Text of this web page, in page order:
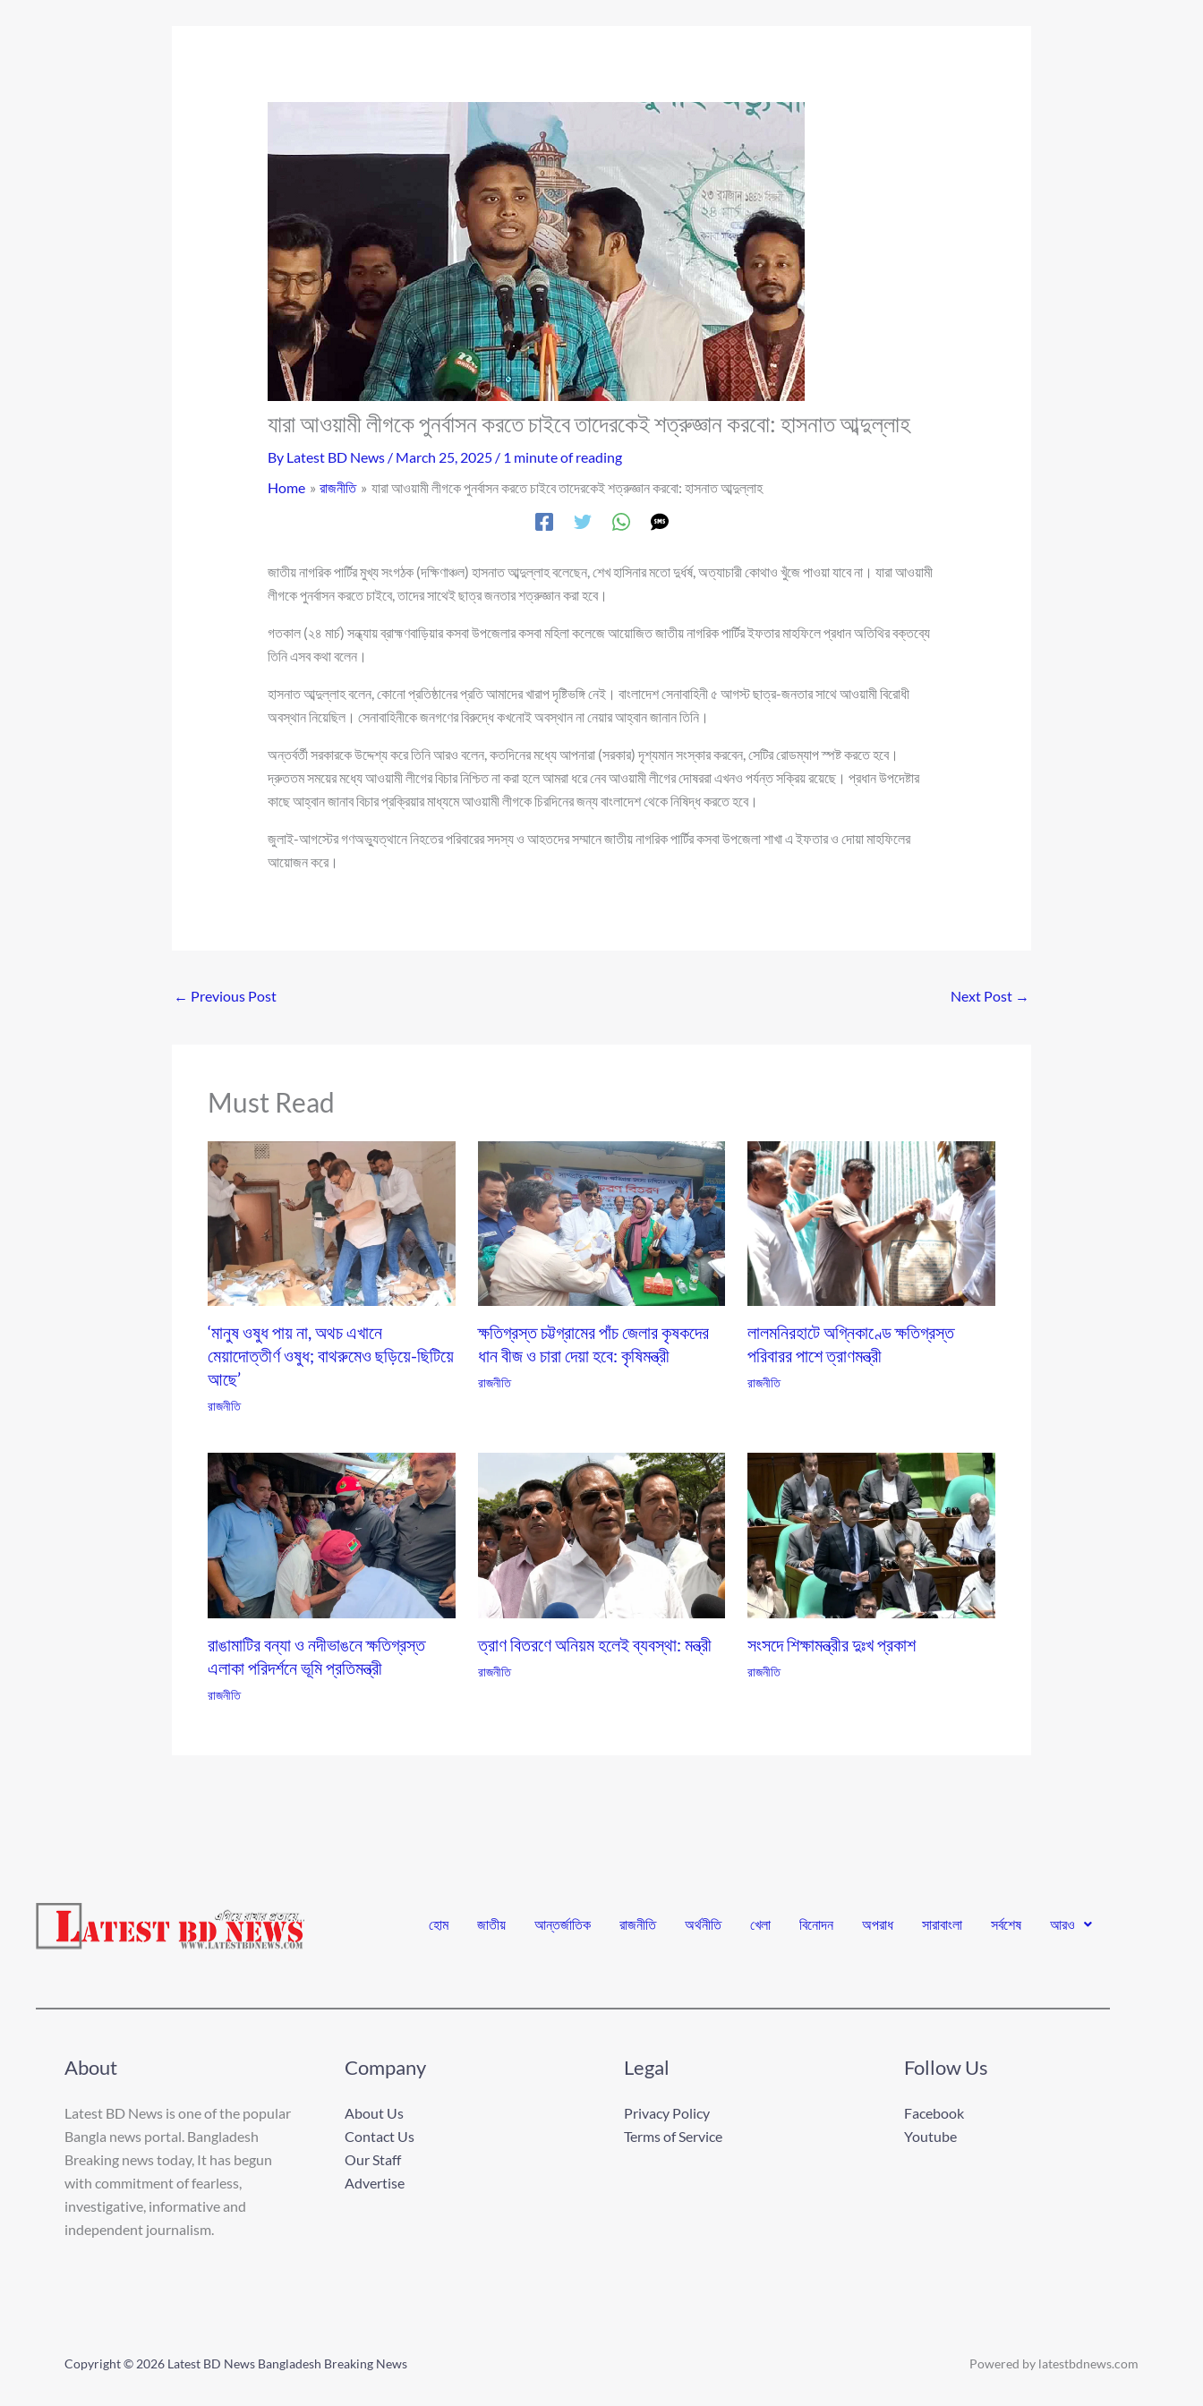
যারা আওয়ামী লীগকে পুনর্বাসন করতে চাইবে তাদেরকেই শত্রুজ্ঞান করবো: হাসনাত আব্দুল্লাহ
By Latest BD News / March 25, 2025 / 1 minute of reading
Home
রাজনীতি যারা আওয়ামী লীগকে পুনর্বাসন করতে চাইবে তাদেরকেই শত্রুজ্ঞান করবো: হাসনাত আব্দুল্লাহ
জাতীয় নাগরিক পার্টির মুখ্য সংগঠক (দক্ষিণাঞ্চল) হাসনাত আব্দুল্লাহ বলেছেন, শেখ হাসিনার মতো দুর্ধর্ষ, অত্যাচারী কোথাও খুঁজে পাওয়া যাবে না। যারা আওয়ামী
লীগকে পুনর্বাসন করতে চাইবে, তাদের সাথেই ছাত্র জনতার শত্রুজ্ঞান করা হবে।
গতকাল (২৪ মার্চ) সন্ধ্যায় ব্রাহ্মণবাড়িয়ার কসবা উপজেলার কসবা মহিলা কলেজে আয়োজিত জাতীয় নাগরিক পার্টির ইফতার মাহফিলে প্রধান অতিথির বক্তব্যে
তিনি এসব কথা বলেন।
হাসনাত আব্দুল্লাহ বলেন, কোনো প্রতিষ্ঠানের প্রতি আমাদের খারাপ দৃষ্টিভঙ্গি নেই। বাংলাদেশ সেনাবাহিনী ৫ আগস্ট ছাত্র-জনতার সাথে আওয়ামী বিরোধী
অবস্থান নিয়েছিল। সেনাবাহিনীকে জনগণের বিরুদ্ধে কখনোই অবস্থান না নেয়ার আহ্বান জানান তিনি।
অন্তর্বর্তী সরকারকে উদ্দেশ্য করে তিনি আরও বলেন, কতদিনের মধ্যে আপনারা (সরকার) দৃশ্যমান সংস্কার করবেন, সেটির রোডম্যাপ স্পষ্ট করতে হবে।
দ্রুততম সময়ের মধ্যে আওয়ামী লীগের বিচার নিশ্চিত না করা হলে আমরা ধরে নেব আওয়ামী লীগের দোষররা এখনও পর্যন্ত সক্রিয় রয়েছে। প্রধান উপদেষ্টার
কাছে আহ্বান জানাব বিচার প্রক্রিয়ার মাধ্যমে আওয়ামী লীগকে চিরদিনের জন্য বাংলাদেশ থেকে নিষিদ্ধ করতে হবে।
জুলাই-আগস্টের গণঅভ্যুত্থানে নিহতের পরিবারের সদস্য ও আহতদের সম্মানে জাতীয় নাগরিক পার্টির কসবা উপজেলা শাখা এ ইফতার ও দোয়া মাহফিলের
আয়োজন করে।
← Previous Post Next Post →
Must Read
‘মানুষ ওষুধ পায় না, অথচ এখানে
মেয়াদোত্তীর্ণ ওষুধ; বাথরুমেও ছড়িয়ে-ছিটিয়ে
আছে’
রাজনীতি
ক্ষতিগ্রস্ত চট্টগ্রামের পাঁচ জেলার কৃষকদের
ধান বীজ ও চারা দেয়া হবে: কৃষিমন্ত্রী
রাজনীতি
লালমনিরহাটে অগ্নিকাণ্ডে ক্ষতিগ্রস্ত
পরিবারর পাশে ত্রাণমন্ত্রী
রাজনীতি
রাঙামাটির বন্যা ও নদীভাঙনে ক্ষতিগ্রস্ত
এলাকা পরিদর্শনে ভূমি প্রতিমন্ত্রী
রাজনীতি
ত্রাণ বিতরণে অনিয়ম হলেই ব্যবস্থা: মন্ত্রী
রাজনীতি
সংসদে শিক্ষামন্ত্রীর দুঃখ প্রকাশ
রাজনীতি
হোম জাতীয় আন্তর্জাতিক রাজনীতি অর্থনীতি খেলা বিনোদন অপরাধ সারাবাংলা সর্বশেষ আরও
About
Latest BD News is one of the popular
Bangla news portal. Bangladesh
Breaking news today, It has begun
with commitment of fearless,
investigative, informative and
independent journalism.
Company
About Us
Contact Us
Our Staff
Advertise
Legal
Privacy Policy
Terms of Service
Follow Us
Facebook
Youtube
Copyright © 2026 Latest BD News Bangladesh Breaking News Powered by latestbdnews.com